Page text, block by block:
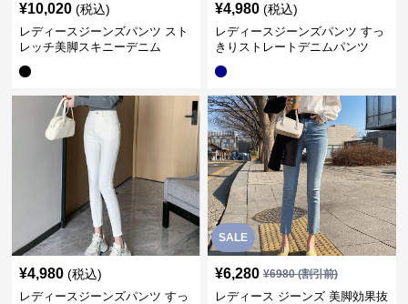
¥10,020 (税込)
レディースジーンズパンツ スト
レッチ美脚スキニーデニム
¥4,980 (税込)
レディースジーンズパンツ すっ
きりストレートデニムパンツ
¥4,980 (税込)
レディースジーンズパンツ すっ
SALE
¥6,280 ¥6980(割引前)
レディース ジーンズ 美脚効果抜